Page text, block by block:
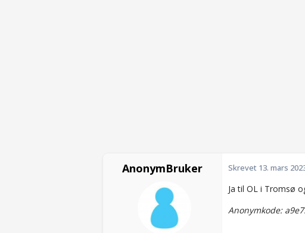
AnonymBruker Skrevet 13. mars
Ja til OL i Tromsø
Anonymkode: